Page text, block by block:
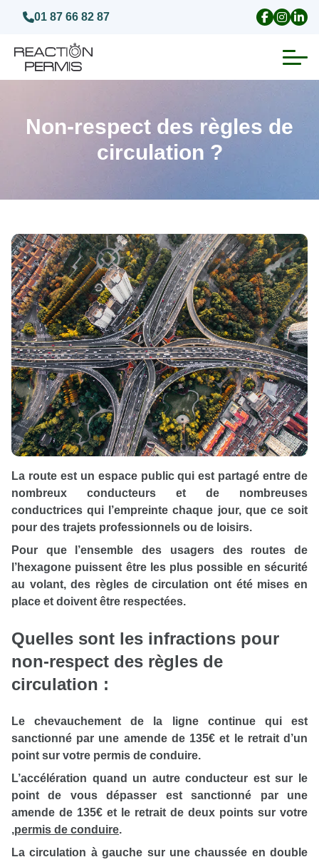
01 87 66 82 87
Invalidation du permis de conduire
Visite médicale test psychotechnique
Non-respect des règles de
circulation ?
La route est un espace public qui est partagé entre de
nombreux conducteurs et de nombreuses
conductrices qui l’empreinte chaque jour, que ce soit
pour des trajets professionnels ou de loisirs.
Pour que l’ensemble des usagers des routes de
l’hexagone puissent être les plus possible en sécurité
au volant, des règles de circulation ont été mises en
place et doivent être respectées.
Quelles sont les infractions pour
non-respect des règles de
circulation :
Le chevauchement de la ligne continue qui est
sanctionné par une amende de 135€ et le retrait d’un
point sur votre permis de conduire.
L’accélération quand un autre conducteur est sur le
point de vous dépasser est sanctionné par une
amende de 135€ et le retrait de deux points sur votre
,permis de conduire.
La circulation à gauche sur une chaussée en double